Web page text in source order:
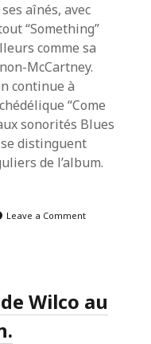
aînés, avec
“Something”
comme sa
McCartney.
continue à
“Come
sonorités Blues
se distinguent
de l’album.
Leave a Comment
Wilco au